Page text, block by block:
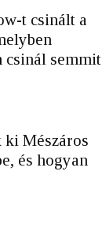
t csinált a
csinál semmit
ki Mészáros
és hogyan